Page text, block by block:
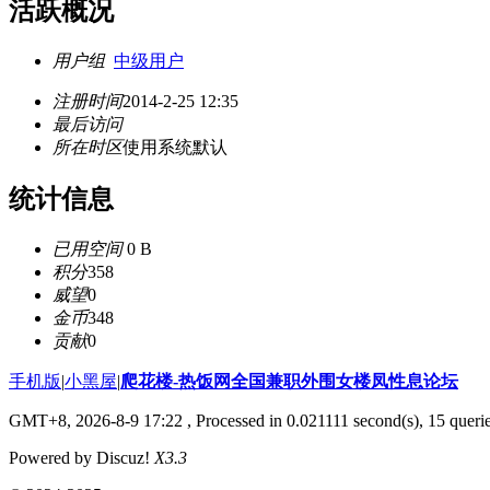
活跃概况
用户组 中级用户
注册时间2014-2-25 12:35
最后访问
所在时区使用系统默认
统计信息
已用空间0 B
积分358
威望0
金币348
贡献0
手机版|小黑屋|爬花楼-热饭网全国兼职外围女楼凤性息论坛
GMT+8, 2026-8-9 17:22 , Processed in 0.021111 second(s), 15
Powered by Discuz! X3.3